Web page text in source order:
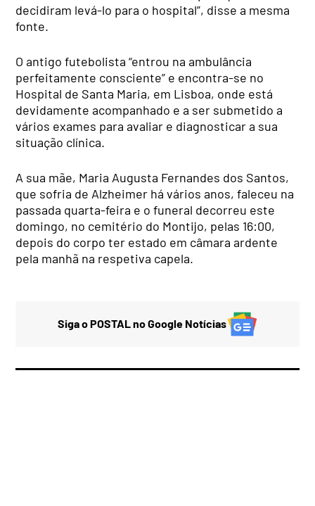
decidiram levá-lo para o hospital”, disse a mesma
fonte.
O antigo futebolista “entrou na ambulância
perfeitamente consciente” e encontra-se no
Hospital de Santa Maria, em Lisboa, onde está
devidamente acompanhado e a ser submetido a
vários exames para avaliar e diagnosticar a sua
situação clínica.
A sua mãe, Maria Augusta Fernandes dos Santos,
que sofria de Alzheimer há vários anos, faleceu na
passada quarta-feira e o funeral decorreu este
domingo, no cemitério do Montijo, pelas 16:00,
depois do corpo ter estado em câmara ardente
pela manhã na respetiva capela.
Siga o POSTAL no Google Notícias